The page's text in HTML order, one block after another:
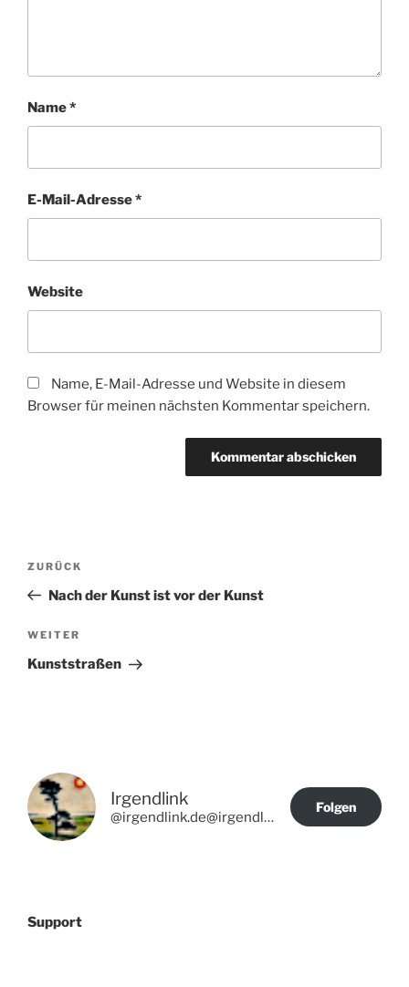
Name*
E-Mail-Adresse*
Website
Name, E-Mail-Adresse und Website in diesem
Browser für meinen nächsten Kommentar speichern.
Beitragsnavigation
Vorheriger
Beitrag
ZURÜCK
Nach der Kunst ist vor der Kunst
Nächster
Beitrag
WEITER
Kunststraßen
Irgendlink
@irgendlink.de@irgendlink.de
Folgen
Support